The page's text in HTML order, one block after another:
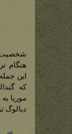
هنگام
این
که
موریا
دیالوگ